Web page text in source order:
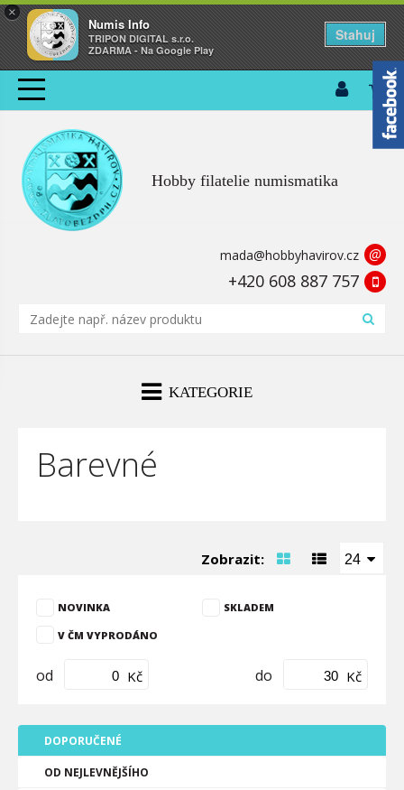
×
Numis Info
TRIPON DIGITAL s.r.o.
ZDARMA - Na Google Play
Stahuj
Hobby filatelie numismatika
mada@hobbyhavirov.cz @
+420 608 887 757
KATEGORIE
Barevné
Zobrazit: 24
NOVINKA SKLADEM
V ČM VYPRODÁNO
od Kč do Kč
DOPORUČENÉ
OD NEJLEVNĚJŠÍHO